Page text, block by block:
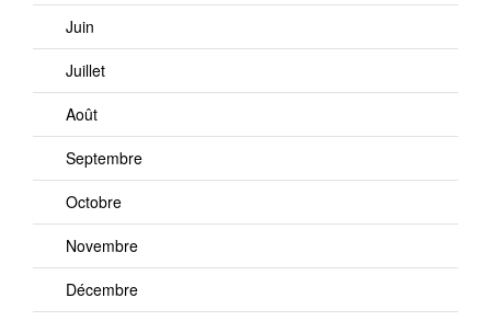
Juin
Juillet
Août
Septembre
Octobre
Novembre
Décembre